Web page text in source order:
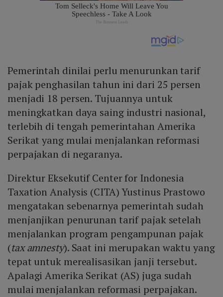
Pemerintah dinilai perlu menurunkan tarif
pajak penghasilan tahun ini dari 25 persen
menjadi 18 persen. Tujuannya untuk
meningkatkan daya saing industri nasional,
terlebih di tengah pemerintahan Amerika
Serikat yang mulai menjalankan reformasi
perpajakan di negaranya.
Direktur Eksekutif Center for Indonesia
Taxation Analysis (CITA) Yustinus Prastowo
mengatakan sebenarnya pemerintah sudah
menjanjikan penurunan tarif pajak setelah
menjalankan program pengampunan pajak
(tax amnesty). Saat ini merupakan waktu yang
tepat untuk merealisasikan janji tersebut.
Apalagi Amerika Serikat (AS) juga sudah
mulai menjalankan reformasi perpajakan.